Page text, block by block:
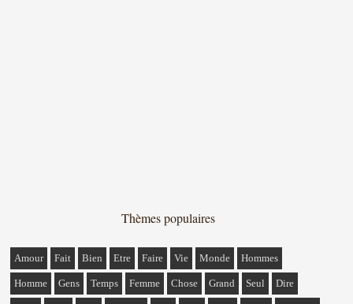
Thèmes populaires
Amour Fait Bien Etre Faire Vie Monde Hommes
Homme Gens Temps Femme Chose Grand Seul Dire